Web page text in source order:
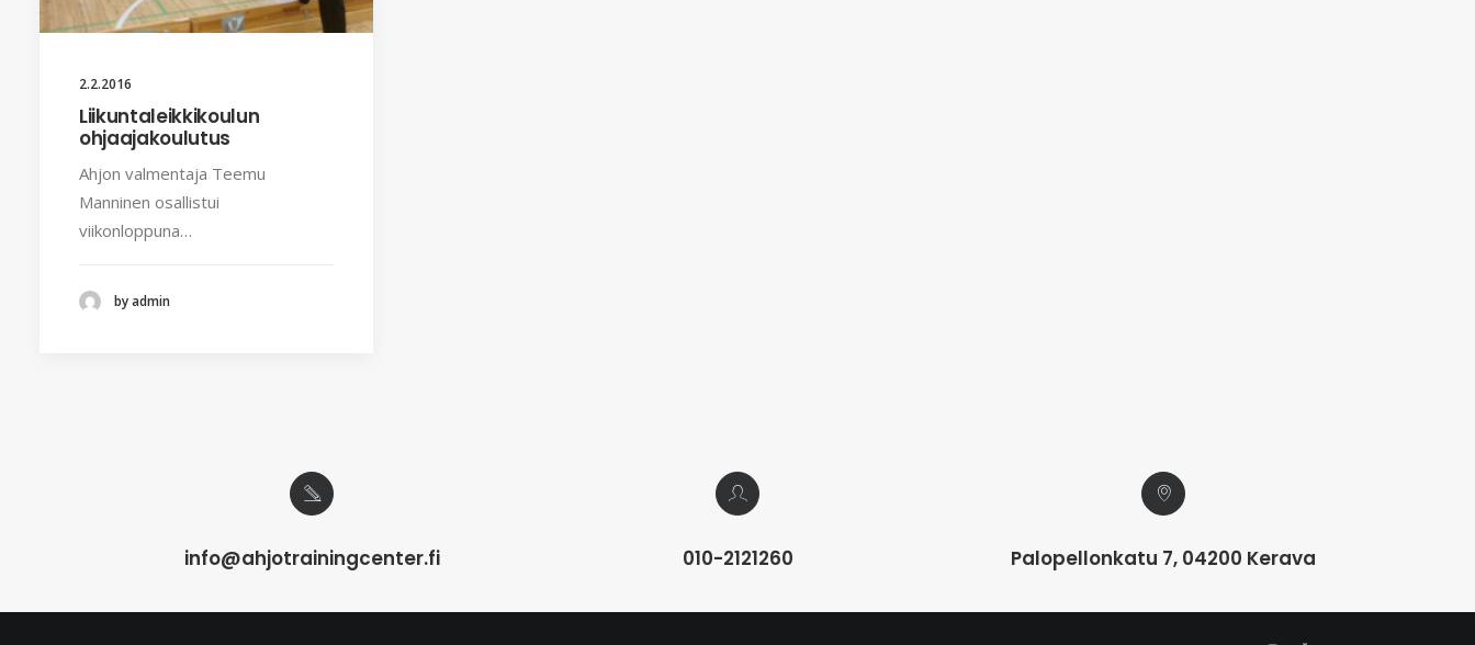
2.2.2016
Liikuntaleikkikoulun
ohjaajakoulutus
Ahjon valmentaja Teemu
Manninen osallistui
viikonloppuna…
by admin
info@ahjotrainingcenter.fi 010-2121260 Palopellonkatu 7, 04200 Kerava